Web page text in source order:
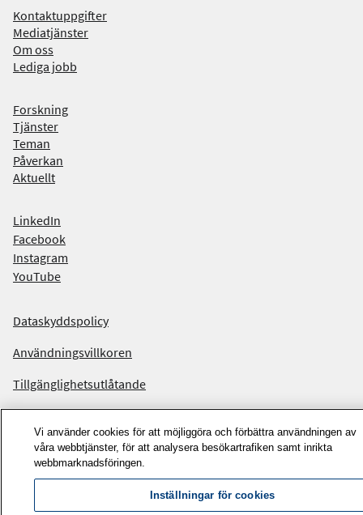
Kontaktuppgifter
Mediatjänster
Om oss
Lediga jobb
Forskning
Tjänster
Teman
Påverkan
Aktuellt
F
i
n
d
u
s
i
LinkedIn
Facebook
Instagram
YouTube
Dataskyddspolicy
Användningsvillkoren
Tillgänglighetsutlåtande
Cookiepolicy
Vi använder cookies för att möjliggöra och förbättra användningen av
våra webbtjänster, för att analysera besökartrafiken samt inrikta
webbmarknadsföringen.
Inställningar för cookies